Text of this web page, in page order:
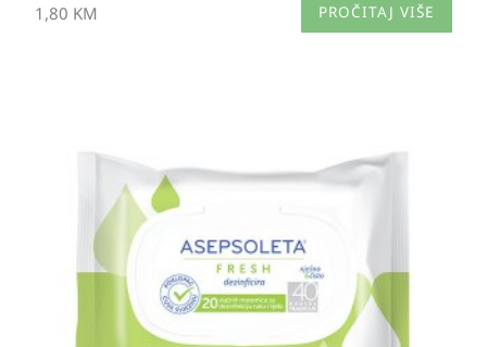
1,80 KM PROČITAJ VIŠE